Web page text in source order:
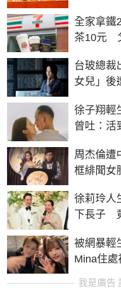
全家拿鐵
茶10元
台玻總裁
女兒」
徐子翔
曾吐：活
周杰倫遭
框緋聞女
徐莉玲人
下長子
被網暴輕
Mina住
我是廣告